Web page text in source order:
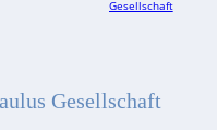
Gesellschaft